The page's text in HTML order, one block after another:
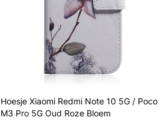
Hoesje Xiaomi Redmi Note 10 5G / Poco
M3 Pro 5G Oud Roze Bloem